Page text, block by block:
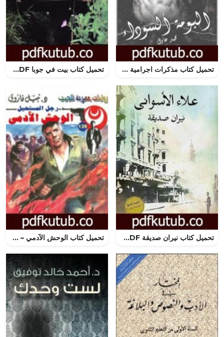
تحميل كتاب مذكرات اجرامية 2 – البومة السوداء PDF تأليف محمد عادل مجانا [كامل] تحميل كتاب بيت في جوبا PDF تأليف أحمد الملك مجانا [كامل]
تحميل كتاب نيران صديقة PDF تأليف علاء الأسواني مجانا [كامل] تحميل كتاب الوحش الآدمي – سلسلة رجل المستحيل PDF تأليف نبيل فاروق مجانا [كامل]